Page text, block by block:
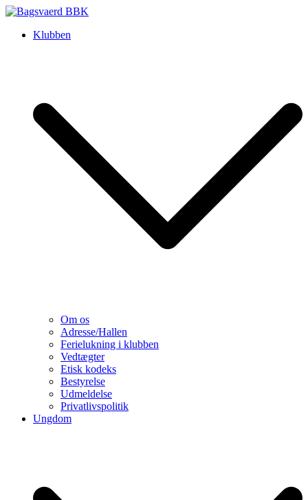
Skip
content
Bagsvaerd BBK
Klubben
Om os
Adresse/Hallen
Ferielukning i klubben
Vedtægter
Etisk kodeks
Bestyrelse
Udmeldelse
Privatlivspolitik
Ungdom